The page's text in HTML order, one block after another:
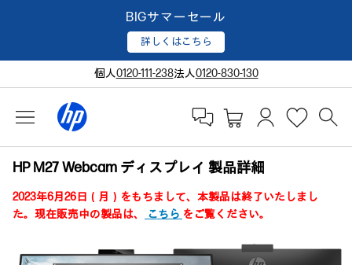
BIGサマーセール
詳しくはこちら
個人0120-111-238法人0120-830-130
HP M27 Webcam ディスプレイ 製品詳細
2023年6月26日（月）をもちまして、本製品は終了いたしまし
た。現在販売中の製品は、
こちら をご覧ください。